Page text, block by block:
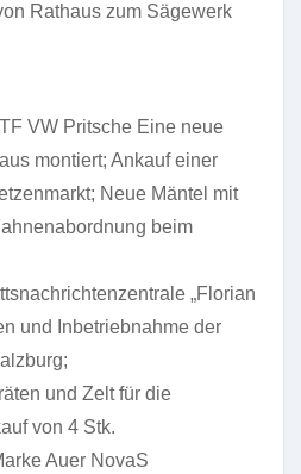
Rathaus zum Sägewerk
VW Pritsche Eine neue
montiert; Ankauf einer
Neue Mäntel mit
beim
„Florian
und Inbetriebnahme der
und Zelt für die
von 4 Stk.
Auer NovaS